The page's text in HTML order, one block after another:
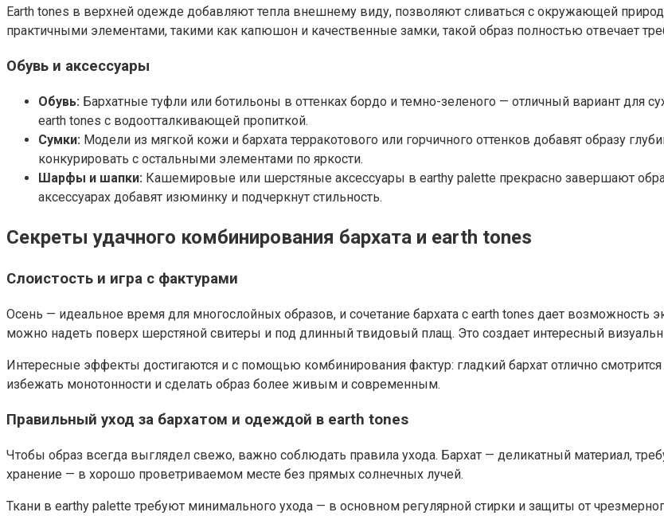
Earth tones в верхней одежде добавляют тепла внешнему виду, позволяют сливаться с окружающей
практичными элементами, такими как капюшон и качественные замки, такой образ полностью отвечает
Обувь и аксессуары
Обувь: Бархатные туфли или ботильоны в оттенках бордо и темно-зеленого — отличный вариант
earth tones с водоотталкивающей пропиткой.
Сумки: Модели из мягкой кожи и бархата терракотового или горчичного оттенков добавят образу
конкурировать с остальными элементами по яркости.
Шарфы и шапки: Кашемировые или шерстяные аксессуары в earthy palette прекрасно завершают
аксессуарах добавят изюминку и подчеркнут стильность.
Секреты удачного комбинирования бархата и earth tones
Слоистость и игра с фактурами
Осень — идеальное время для многослойных образов, и сочетание бархата с earth tones дает возможность
можно надеть поверх шерстяной свитеры и под длинный твидовый плащ. Это создает интересный
Интересные эффекты достигаются и с помощью комбинирования фактур: гладкий бархат отлично
избежать монотонности и сделать образ более живым и современным.
Правильный уход за бархатом и одеждой в earth tones
Чтобы образ всегда выглядел свежо, важно соблюдать правила ухода. Бархат — деликатный материал,
хранение — в хорошо проветриваемом месте без прямых солнечных лучей.
Ткани в earthy palette требуют минимального ухода — в основном регулярной стирки и защиты от